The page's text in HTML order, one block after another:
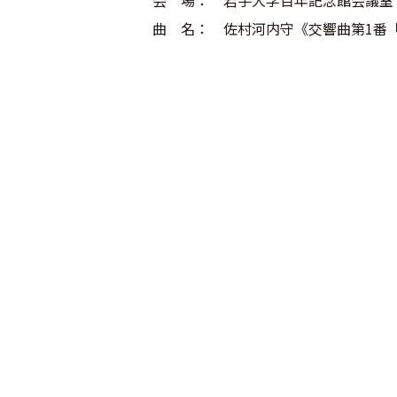
曲 名： 佐村河内守《交響曲第1番「